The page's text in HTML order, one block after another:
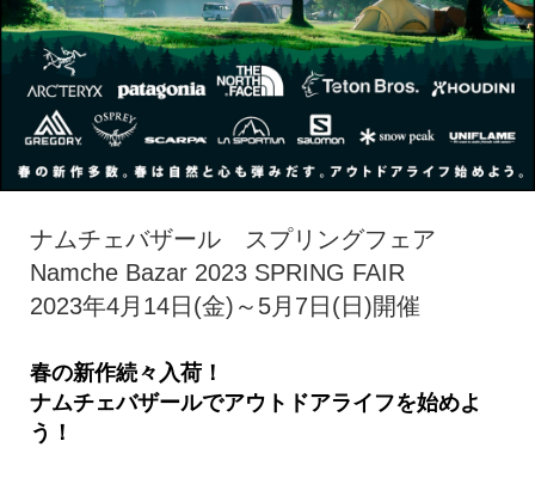
ナムチェバザール スプリングフェア
Namche Bazar 2023 SPRING FAIR
2023年4月14日(金)～5月7日(日)開催
春の新作続々入荷！
ナムチェバザールでアウトドアライフを始めよ
う！